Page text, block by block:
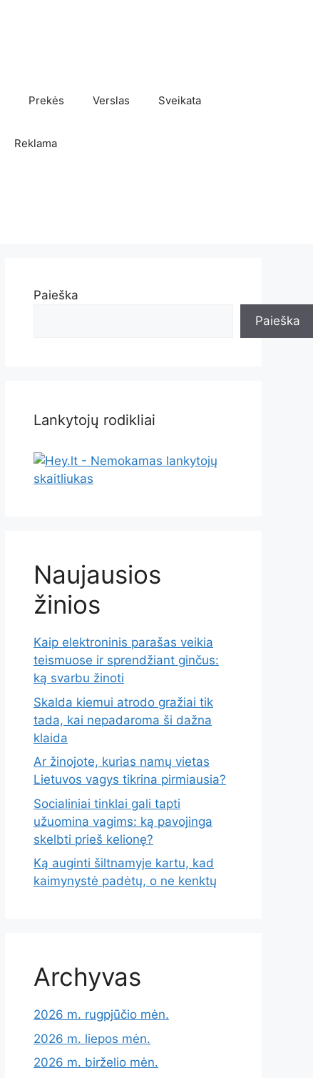
Prekės Verslas Sveikata
Reklama
Paieška
Paieška
Lankytojų rodikliai
Naujausios
žinios
Kaip elektroninis parašas veikia
teismuose ir sprendžiant ginčus:
ką svarbu žinoti
Skalda kiemui atrodo gražiai tik
tada, kai nepadaroma ši dažna
klaida
Ar žinojote, kurias namų vietas
Lietuvos vagys tikrina pirmiausia?
Socialiniai tinklai gali tapti
užuomina vagims: ką pavojinga
skelbti prieš kelionę?
Ką auginti šiltnamyje kartu, kad
kaimynystė padėtų, o ne kenktų
Archyvas
2026 m. rugpjūčio mėn.
2026 m. liepos mėn.
2026 m. birželio mėn.